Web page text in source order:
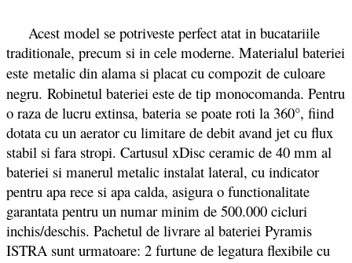
Acest model se potriveste perfect atat in bucatariile
traditionale, precum si in cele moderne. Materialul bateriei
este metalic din alama si placat cu compozit de culoare
negru. Robinetul bateriei este de tip monocomanda. Pentru
o raza de lucru extinsa, bateria se poate roti la 360°, fiind
dotata cu un aerator cu limitare de debit avand jet cu flux
stabil si fara stropi. Cartusul xDisc ceramic de 40 mm al
bateriei si manerul metalic instalat lateral, cu indicator
pentru apa rece si apa calda, asigura o functionalitate
garantata pentru un numar minim de 500.000 cicluri
inchis/deschis. Pachetul de livrare al bateriei Pyramis
ISTRA sunt urmatoare: 2 furtune de legatura flexibile cu